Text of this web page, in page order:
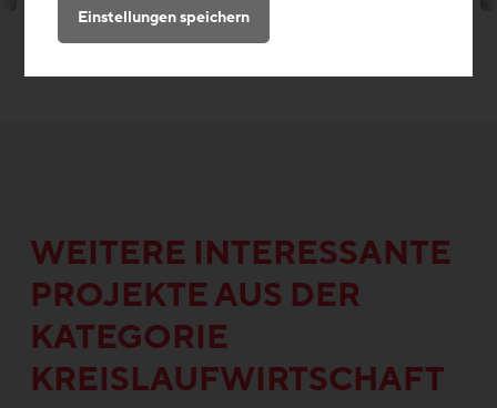
WEITERE INTERESSANTE
PROJEKTE AUS DER
KATEGORIE
KREISLAUFWIRTSCHAFT
Einstellungen speichern